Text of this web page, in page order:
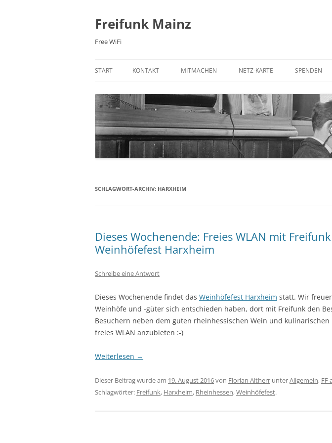
springen
Freifunk Mainz
Free WiFi
START KONTAKT
MAILINGLISTE
NEWSLETTER
IRC-CHAT
TWITTER
MITMACHEN
MITGLIED WERDEN
WIKI
PRAXIS: 3D CORNER ANTENNE
NETZ-KARTE SPENDEN
GOODING
SCHLAGWORT-ARCHIV: HARXHEIM
Dieses Wochenende: Freies WLAN mit
Weinhöfefest Harxheim
Schreibe eine Antwort
Dieses Wochenende findet das Weinhöfefest Harxheim statt. Wir
Weinhöfe und -güter sich entschieden haben, dort mit Freifunk den
Besuchern neben dem guten rheinhessischen Wein und kulinarischen
freies WLAN anzubieten :-)
Weiterlesen →
Dieser Beitrag wurde am 19. August 2016von Florian Altherr unterAllgemein, FF
Schlagwörter: Freifunk, Harxheim, Rheinhessen,Weinhöfefest.